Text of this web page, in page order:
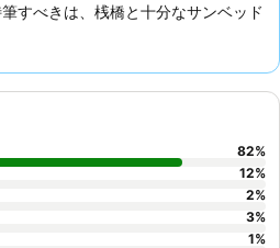
すべきは、桟橋と十分なサンベッド
は、非常にフレンドリーで親切、プ
な滞在を希望するゲストは、庭園に
とをお勧めします。
82%
12%
2%
3%
1%